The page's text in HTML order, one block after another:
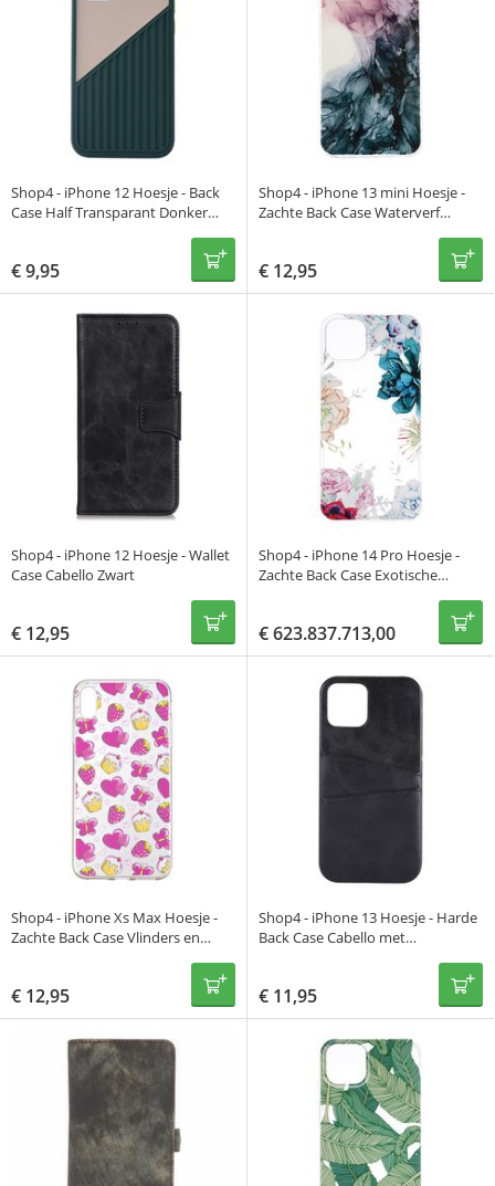
Shop4 - iPhone 12 Hoesje - Back
Case Half Transparant Donker
€9,95
Shop4 - iPhone 13 mini Hoesje -
Zachte Back Case Waterverf
€ 12,95
Shop4 - iPhone 12 Hoesje - Wallet
Case Cabello Zwart
€ 12,95
Shop4 - iPhone 14 Pro Hoesje -
Zachte Back Case Exotische
€623.837.713,00
Shop4 - iPhone Xs Max Hoesje -
Zachte Back Case Vlinders en
€ 12,95
Shop4 - iPhone 13 Hoesje - Harde
Back Case Cabello met
€ 11,95